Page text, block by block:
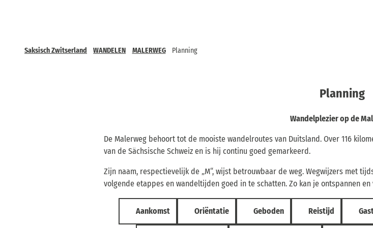
Saksisch Zwitserland WANDELEN MALERWEG
Planning
Planning
Wandelplezier op de
De Malerweg behoort tot de mooiste wandelroutes van Duitsland. Over 116
van de Sächsische Schweiz en is hij continu goed gemarkeerd.
Zijn naam, respectievelijk de „M“, wijst betrouwbaar de weg. Wegwijzers met
volgende etappes en wandeltijden goed in te schatten. Zo kan je ontspannen
Aankomst Oriëntatie Geboden Reistijd